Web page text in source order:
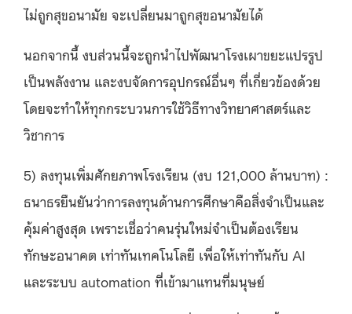
ไม่ถูกสุขอนามัย จะเปลี่ยนมาถูกสุขอนามัยได้
นอกจากนี้ งบส่วนนี้จะถูกนำไปพัฒนาโรงเผาขยะแปรรูป
เป็นพลังงาน และงบจัดการอุปกรณ์อื่นๆ ที่เกี่ยวข้องด้วย
โดยจะทำให้ทุกกระบวนการใช้วิธีทางวิทยาศาสตร์และ
วิชาการ
5) ลงทุนเพิ่มศักยภาพโรงเรียน (งบ 121,000 ล้านบาท) :
ธนาธรยืนยันว่าการลงทุนด้านการศึกษาคือสิ่งจำเป็นและ
คุ้มค่าสูงสุด เพราะเชื่อว่าคนรุ่นใหม่จำเป็นต้องเรียน
ทักษะอนาคต เท่าทันเทคโนโลยี เพื่อให้เท่าทันกับ AI
และระบบ automation ที่เข้ามาแทนที่มนุษย์